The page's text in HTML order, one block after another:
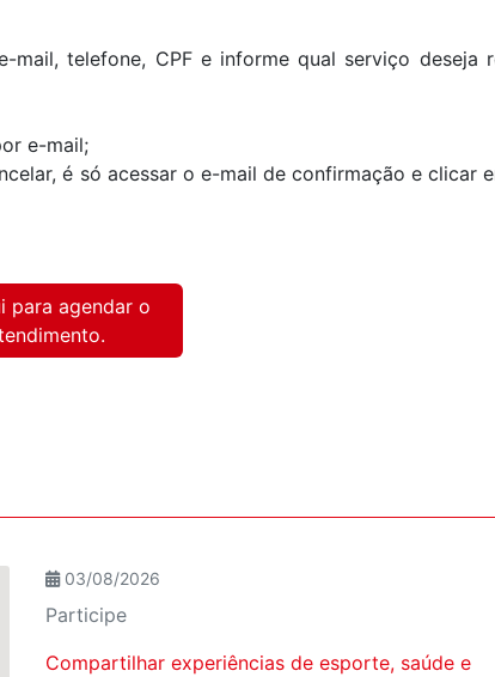
mail, telefone, CPF e informe qual serviço deseja
e-mail;
é só acessar o e-mail de confirmação e clicar
para agendar o
03/08/2026
Participe
Compartilhar experiências de esporte, saúde e